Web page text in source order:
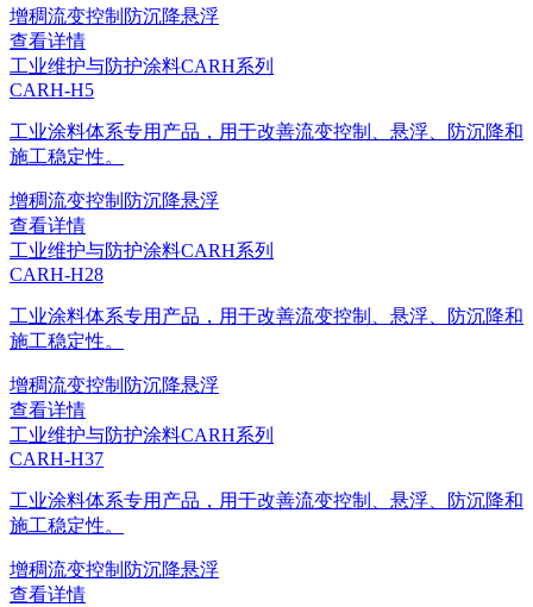
增稠流变控制 防沉降悬浮
查看详情
工业维护与防护涂料CARH系列
CARH-H5
工业涂料体系专用产品，用于改善流变控制、悬浮、防沉降和
施工稳定性。
增稠流变控制 防沉降悬浮
查看详情
工业维护与防护涂料CARH系列
CARH-H28
工业涂料体系专用产品，用于改善流变控制、悬浮、防沉降和
施工稳定性。
增稠流变控制 防沉降悬浮
查看详情
工业维护与防护涂料CARH系列
CARH-H37
工业涂料体系专用产品，用于改善流变控制、悬浮、防沉降和
施工稳定性。
增稠流变控制 防沉降悬浮
查看详情